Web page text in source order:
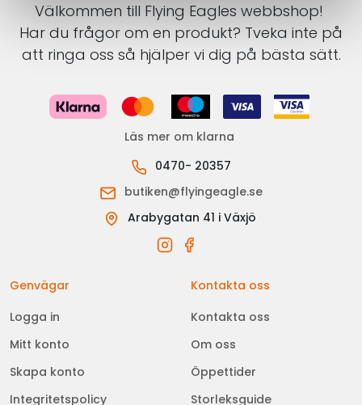
Välkommen till Flying Eagles webbshop!
Har du frågor om en produkt? Tveka inte på
att ringa oss så hjälper vi dig på bästa sätt.
Läs mer om klarna
0470- 20357
butiken@flyingeagle.se
Arabygatan 41 i Växjö
Genvägar
Logga in
Mitt konto
Skapa konto
Integritetspolicy
Kontakta oss
Kontakta oss
Om oss
Öppettider
Storleksguide